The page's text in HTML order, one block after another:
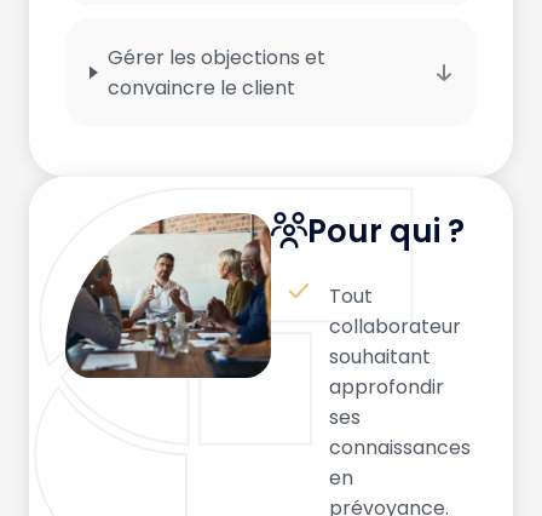
Gérer les objections et
convaincre le client
Pour qui ?
Tout
collaborateur
souhaitant
approfondir
ses
connaissances
en
prévoyance.